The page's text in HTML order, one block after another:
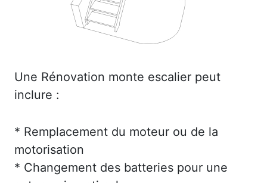
Une Rénovation monte escalier peut
inclure :
* Remplacement du moteur ou de la
motorisation
* Changement des batteries pour une